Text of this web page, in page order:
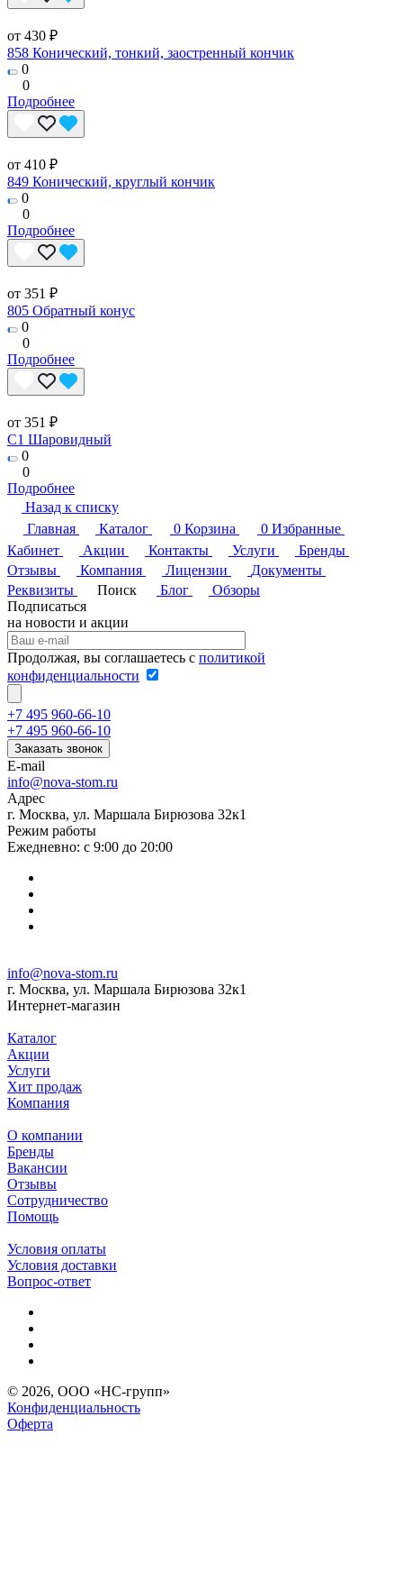
от 430 ₽
858 Конический, тонкий, заостренный кончик
0
0
Подробнее
от 410 ₽
849 Конический, круглый кончик
0
0
Подробнее
от 351 ₽
805 Обратный конус
0
0
Подробнее
от 351 ₽
C1 Шаровидный
0
0
Подробнее
Назад к списку
Главная
Каталог 0 Корзина 0 Избранные
Кабинет
Акции Контакты Услуги
Бренды
Отзывы
Компания Лицензии
Документы
Реквизиты
Поиск Блог
Обзоры
Подписаться
на новости и акции
Продолжая, вы соглашаетесь с политикой
конфиденциальности
+7 495 960-66-10
+7 495 960-66-10
Заказать звонок
E-mail
info@nova-stom.ru
Адрес
г. Москва, ул. Маршала Бирюзова 32к1
Режим работы
Ежедневно: с 9:00 до 20:00
info@nova-stom.ru
г. Москва, ул. Маршала Бирюзова 32к1
Интернет-магазин
Каталог
Акции
Услуги
Хит продаж
Компания
О компании
Бренды
Вакансии
Отзывы
Сотрудничество
Помощь
Условия оплаты
Условия доставки
Вопрос-ответ
© 2026, ООО «НС-групп»
Конфиденциальность
Оферта